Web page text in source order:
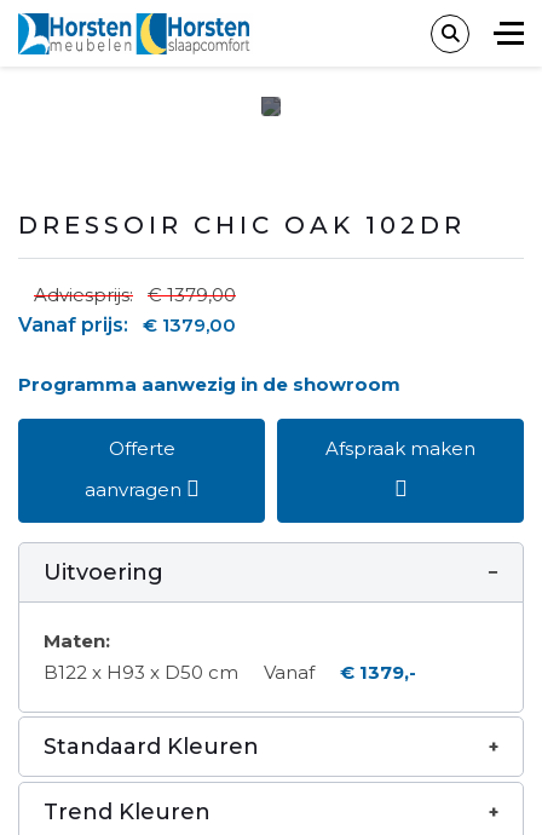
DRESSOIR CHIC OAK 102DR
Adviesprijs:
€ 1379,00
Vanaf prijs:
€ 1379,00
Programma aanwezig in de showroom
Offerte
aanvragen
Afspraak maken
Uitvoering
Maten:
B122 x H93 x D50 cm
Vanaf € 1379,-
Standaard Kleuren
Trend Kleuren